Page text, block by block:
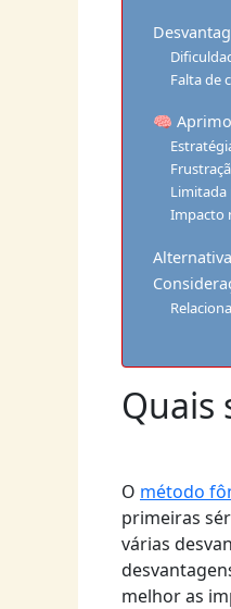
Falta de
🧠
Limitada
Impacto
Quais
O método
primeiras
várias
melhor as